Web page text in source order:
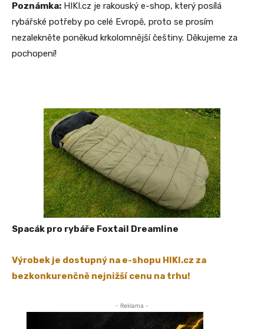
Poznámka: HIKI.cz je rakouský e-shop, který posílá
rybářské potřeby po celé Evropě, proto se prosím
nezalekněte poněkud krkolomnější češtiny. Děkujeme za
pochopení!
Spacák pro rybáře Foxtail Dreamline
Výrobek je dostupný na e-shopu HIKI.cz za
bezkonkurenčně nejnižší cenu na trhu!
- Reklama -